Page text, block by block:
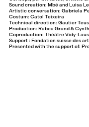
Sound creation: Mbé and Luisa
Artistic conversation: Gabriela
Costum: Catol Teixeira
Technical direction: Gautier
Production: Rabea Grand &
Coproduction: Théâtre Vidy-
Support : Fondation suisse des
Presented with the support of: